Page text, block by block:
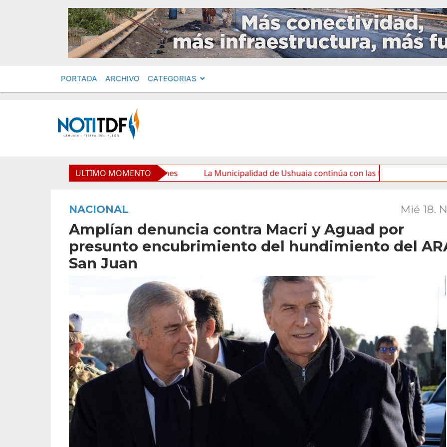
PORTADA ARCHIVO CATEGORIAS
ULTIMO MOMENTO
y mejora sus prestaciones La Municipalidad de Ushuaia continúa con las tareas de mantenimiento y
NACIONAL Mié 18.
Amplían denuncia contra Macri y Aguad por
presunto encubrimiento del hundimiento del
San Juan